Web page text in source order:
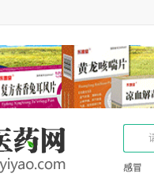
感冒